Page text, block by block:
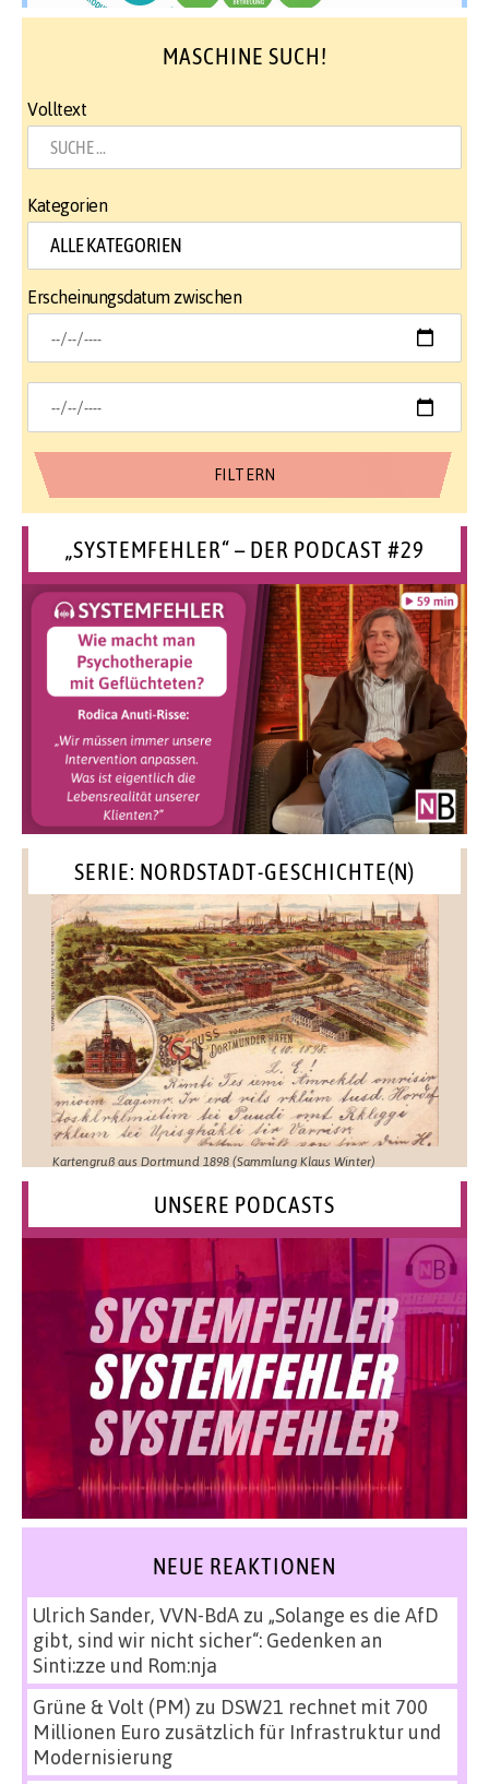
MASCHINE SUCH!
Volltext
Kategorien
Erscheinungsdatum zwischen
„SYSTEMFEHLER“ – DER PODCAST #29
SERIE: NORDSTADT-GESCHICHTE(N)
Kartengruß aus Dortmund 1898 (Sammlung Klaus Winter)
UNSERE PODCASTS
NEUE REAKTIONEN
Ulrich Sander, VVN-BdAzu „Solange es die AfD
gibt, sind wir nicht sicher“: Gedenken an
Sinti:zze und Rom:nja
Grüne & Volt (PM) zu DSW21 rechnet mit 700
Millionen Euro zusätzlich für Infrastruktur und
Modernisierung